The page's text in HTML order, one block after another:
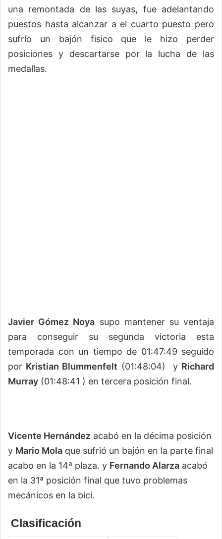
una remontada de las suyas, fue adelantando
puestos hasta alcanzar a el cuarto puesto pero
sufrío un bajón fisico que le hizo perder
posiciones y descartarse por la lucha de las
medallas.
Javier Gómez Noya supo mantener su ventaja
para conseguir su segunda victoria esta
temporada con un tiempo de 01:47:49 seguido
por Kristian Blummenfelt (01:48:04) y Richard
Murray (01:48:41 ) en tercera posición final.
Vicente Hernández acabó en la décima posición
y Mario Mola que sufrió un bajón en la parte final
acabo en la 14ª plaza. y Fernando Alarza acabó
en la 31ª posición final que tuvo problemas
mecánicos en la bici.
Clasificación